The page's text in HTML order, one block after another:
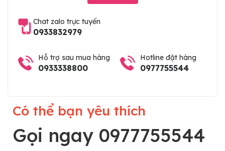
Chat zalo trực tuyến
0933832979
Hỗ trợ sau mua hàng
0933338800
Hotline đặt hàng
0977755544
Có thể bạn yêu thích
Gọi ngay 0977755544